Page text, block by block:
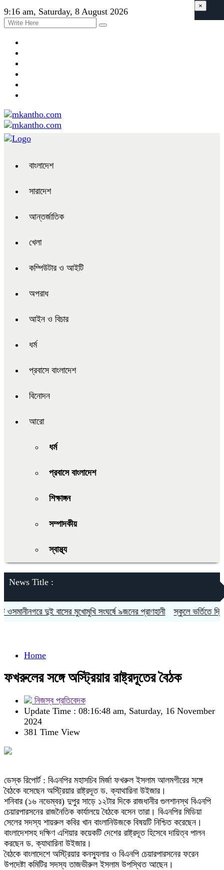
9:16 am, Saturday, 8 August 2026
বাংলাদেশ
সারাদেশ
আন্তর্জাতিক
খেলা
কম্পিউটার ও আইটি
অপরাধ
আইন ও বিচার
ধর্ম
প্রবাসে বাংলাদেশ
বিনোদন
আরো
ধর্ম
প্রবাসে বাংলাদেশ
শিক্ষাঙ্গন
সম্পাদকীয়
স্বাস্থ্য
News Title :
দুই বাসের মুখোমুখি সংঘর্ষে ৯জনের প্রাণহানী স্কুলে ভর্তিতে
×
Home
ফখরুলের সঙ্গে অস্ট্রিয়ার রাষ্ট্রদূতের বৈঠক
নিজস্ব প্রতিবেদক
Update Time : 08:16:48 am, Saturday, 16 November
2024
381 Time View
ডেস্ক রিপোর্ট : বিএনপির মহাসচিব মির্জা ফখরুল ইসলাম আলমগীরের সঙ্গে
বৈঠকে বসেছেন অস্ট্রিয়ার রাষ্ট্রদূত ড. ক্যাথারিনা উইজার।
শনিবার (১৬ নভেম্বর) দুপুর সাড়ে ১২টার দিকে রাজধানীর গুলশানস্থ বিএনপি
চেয়ারপারসনের রাজনৈতিক কার্যালয়ে বৈঠকে বসেন তারা। বিএনপির মিডিয়া
সেলের সদস্য শায়রুল কবির খান বাংলানিউজকে বিষয়টি নিশ্চিত করেছেন।
বাংলাদেশসহ দক্ষিণ এশিয়ার কয়েকটি দেশের রাষ্ট্রদূত হিসেবে দায়িত্ব পালন
করছেন ড. ক্যাথারিনা উইজার।
বৈঠকে বাংলাদেশে অস্ট্রিয়ার কনস্যুলার ও বিএনপি চেয়ারপারসনের ফরেন
উপদেষ্টা কমিটির সদস্য তাজভীরুল ইসলাম উপস্থিত আছেন।